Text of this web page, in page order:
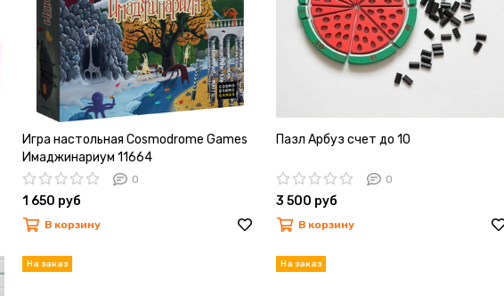
Игра настольная Cosmodrome Games
Имаджинариум 11664
0
1 650 руб
В корзину
Пазл Арбуз счет до 10
0
3 500 руб
В корзину